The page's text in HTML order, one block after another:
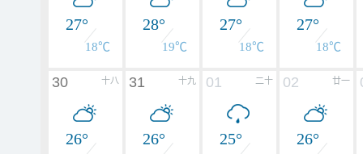
27°
18℃
28°
19℃
27°
18℃
27°
18℃
十八
30
26°
十九
31
26°
二十
01
25°
廿一
02
26°